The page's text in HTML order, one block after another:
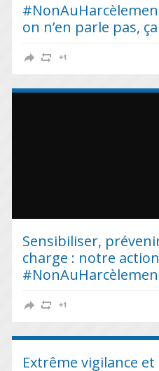
on n’en parle pas,
Sensibiliser,
charge : notre
Extrême vigilance